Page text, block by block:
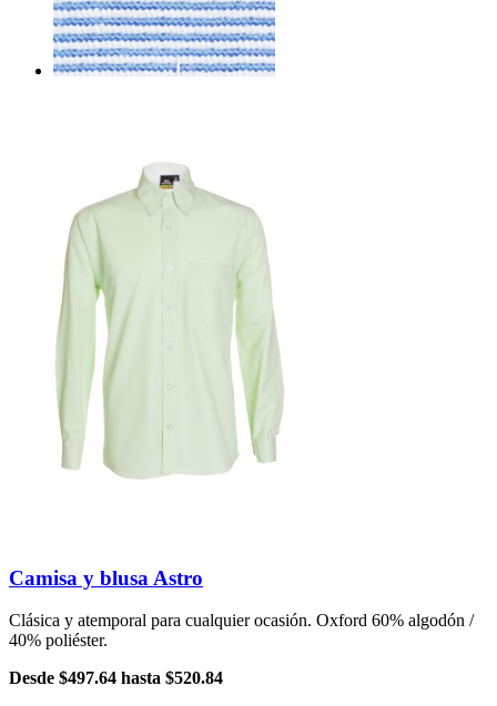
Camisa y blusa Astro
Clásica y atemporal para cualquier ocasión. Oxford 60% algodón /
40% poliéster.
Desde $497.64 hasta $520.84